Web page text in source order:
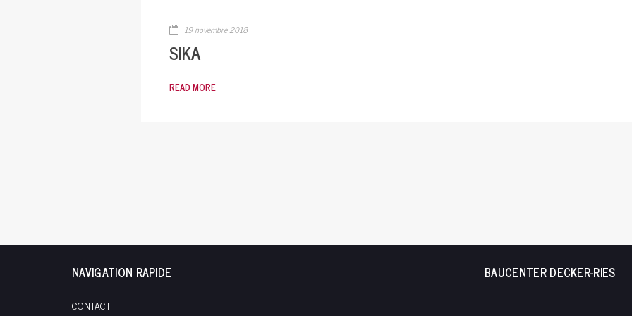
19 novembre 2018
SIKA
READ MORE
NAVIGATION RAPIDE
CONTACT
BAUCENTER DECKER-RIES